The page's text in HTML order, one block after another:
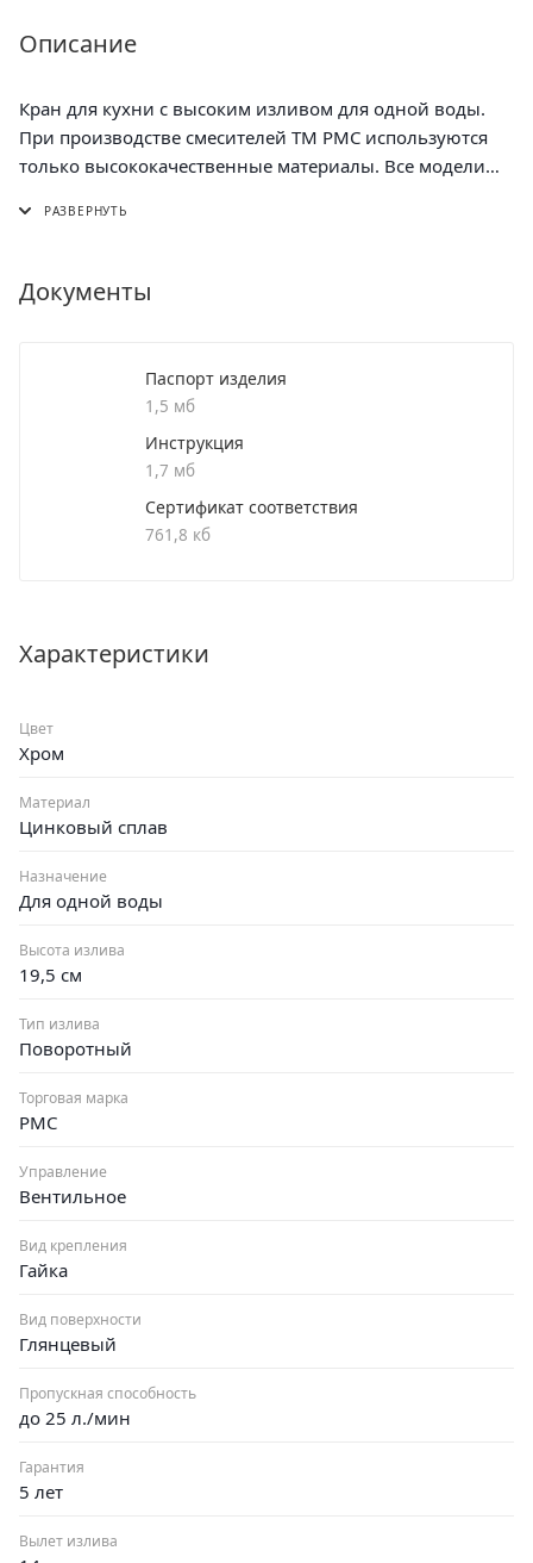
Описание
Кран для кухни с высоким изливом для одной воды.
При производстве смесителей ТМ РМС используются
только высококачественные материалы. Все модели
большую износостойкость и улучшает
поверхность не потеряет со временем свой роскошный
вид, а уход за ней сводится к протиранию мягкой
Смеситель для кухни с высоким изливом для одной
Поворотный излив
Аэратор: пластиковый
Документы
Паспорт изделия
1,5 мб
Инструкция
1,7 мб
Сертификат соответствия
761,8 кб
Характеристики
Цвет
Хром
Материал
Цинковый сплав
Назначение
Для одной воды
Высота излива
19,5 см
Тип излива
Поворотный
Торговая марка
РМС
Управление
Вентильное
Вид крепления
Гайка
Вид поверхности
Глянцевый
Пропускная способность
до 25 л./мин
Гарантия
5 лет
Вылет излива